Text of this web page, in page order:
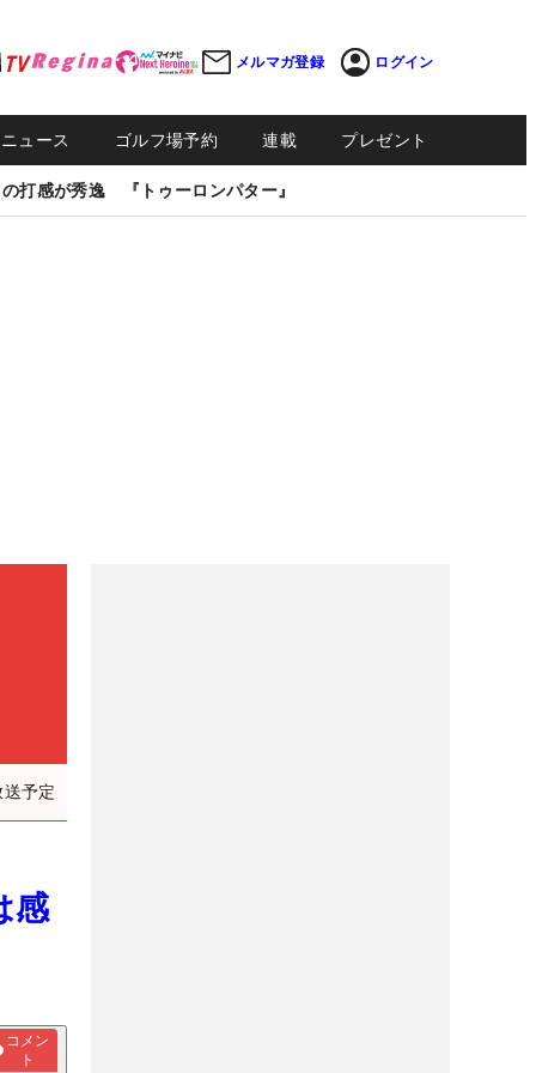
メルマガ登録 ログイン
ュース ゴルフ場予約 連載 プレゼント
打感が秀逸 『トゥーロンパター』
予定
感
コメン
ト